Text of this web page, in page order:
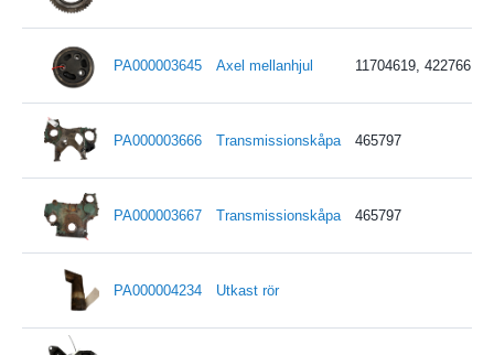
PA000003645 Axel mellanhjul 11704619, 422766
PA000003666 Transmissionskåpa 465797
PA000003667 Transmissionskåpa 465797
PA000004234 Utkast rör